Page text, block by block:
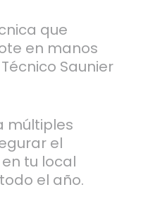
que
en manos
Saunier
múltiples
el
tu local
el año.